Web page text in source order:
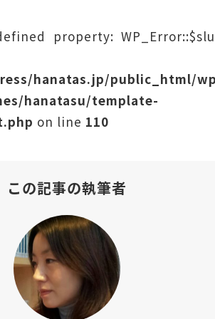
property:
hanatas.jp/public_html/
hanatasu/template-
on line 110
この記事の執筆者